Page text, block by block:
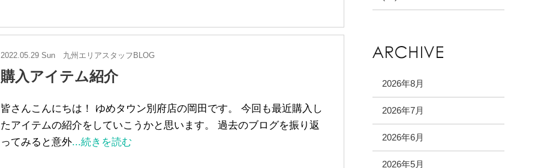
2022.05.29 Sun 九州エリアスタッフBLOG
購入アイテム紹介
皆さんこんにちは！ ゆめタウン別府店の岡田です。 今回も最近購入し
たアイテムの紹介をしていこうかと思います。 過去のブログを振り返
ってみると意外...続きを読む
2026年8月
2026年7月
2026年6月
2026年5月